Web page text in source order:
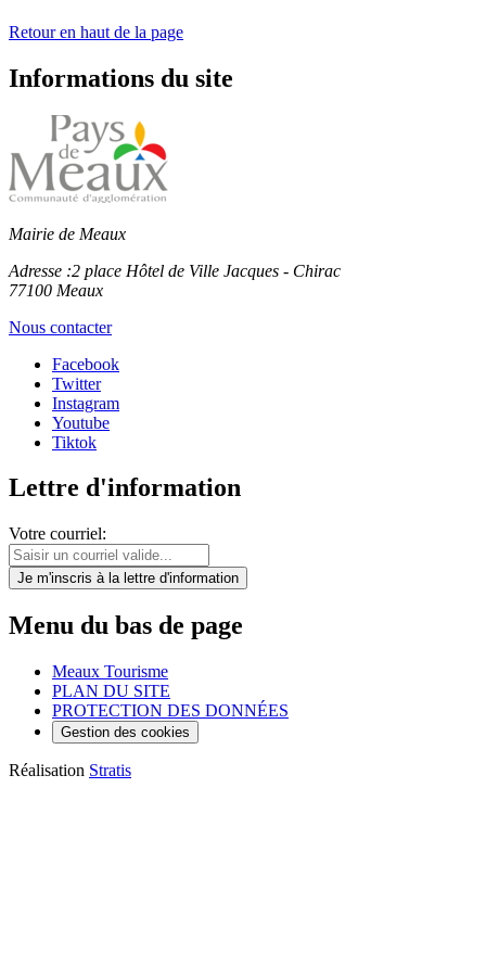
Retour en haut de la page
Informations du site
Mairie de Meaux
Adresse :2 place Hôtel de Ville Jacques - Chirac
77100 Meaux
Nous contacter
Facebook
Twitter
Instagram
Youtube
Tiktok
Lettre d'information
Votre courriel:
Je m'inscris à la lettre d'information
Menu du bas de page
Meaux Tourisme
PLAN DU SITE
PROTECTION DES DONNÉES
Gestion des cookies
Réalisation Stratis